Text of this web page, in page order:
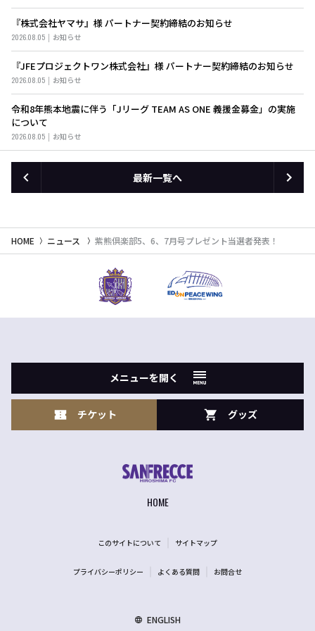
『株式会社ヤマサ』様 パートナー契約締結のお知らせ
2026.08.05 お知らせ
『JFEプロジェクトワン株式会社』様 パートナー契約締結のお知らせ
2026.08.05 お知らせ
令和8年熊本地震に伴う「Jリーグ TEAM AS ONE 義援金募金」の実施
について
2026.08.05 お知らせ
最新一覧へ
HOME ニュース 紫熊倶楽部5、6、7月号プレゼント当選者発表！
メニューを開く
チケット グッズ
HOME
このサイトについて サイトマップ
プライバシーポリシー よくある質問 お問合せ
ENGLISH